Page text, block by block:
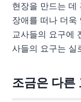
현장을 만드는 데
장애를 떠나 더욱
교사들의 요구에
사들의 요구는 실
조금은 다른